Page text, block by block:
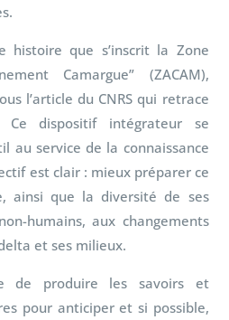
histoire que s’inscrit la Zone
Camargue” (ZACAM),
l’article du CNRS qui retrace
dispositif intégrateur se
au service de la connaissance
est clair : mieux préparer ce
ainsi que la diversité de ses
humains, aux changements
et ses milieux.
de produire les savoirs et
pour anticiper et si possible,